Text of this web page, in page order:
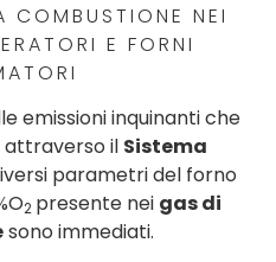
COMBUSTIONE NEI
E FORNI
emissioni inquinanti che
attraverso il Sistema
parametri del forno
2 presente nei gas di
sono immediati.